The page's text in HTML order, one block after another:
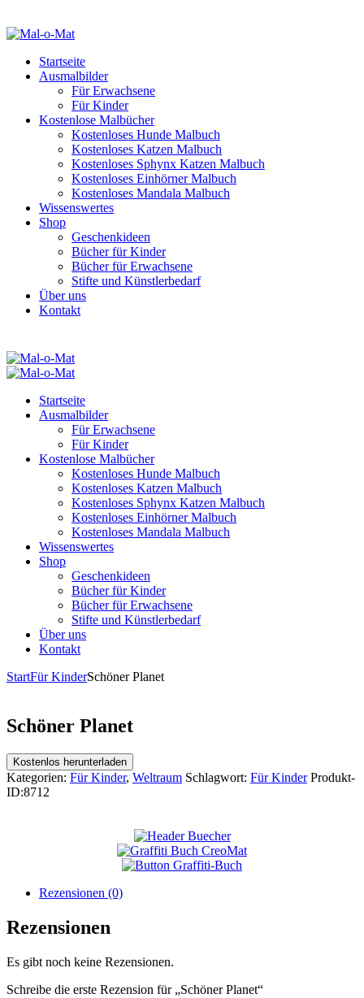
Startseite
Ausmalbilder
Für Erwachsene
Für Kinder
Kostenlose Malbücher
Kostenloses Hunde Malbuch
Kostenloses Katzen Malbuch
Kostenloses Sphynx Katzen Malbuch
Kostenloses Einhörner Malbuch
Kostenloses Mandala Malbuch
Wissenswertes
Shop
Geschenkideen
Bücher für Kinder
Bücher für Erwachsene
Stifte und Künstlerbedarf
Über uns
Kontakt
Startseite
Ausmalbilder
Für Erwachsene
Für Kinder
Kostenlose Malbücher
Kostenloses Hunde Malbuch
Kostenloses Katzen Malbuch
Kostenloses Sphynx Katzen Malbuch
Kostenloses Einhörner Malbuch
Kostenloses Mandala Malbuch
Wissenswertes
Shop
Geschenkideen
Bücher für Kinder
Bücher für Erwachsene
Stifte und Künstlerbedarf
Über uns
Kontakt
StartFür KinderSchöner Planet
Schöner Planet
Kostenlos herunterladen
Kategorien: Für Kinder, Weltraum Schlagwort: Für Kinder Produkt-
ID:8712
Rezensionen (0)
Rezensionen
Es gibt noch keine Rezensionen.
Schreibe die erste Rezension für „Schöner Planet“